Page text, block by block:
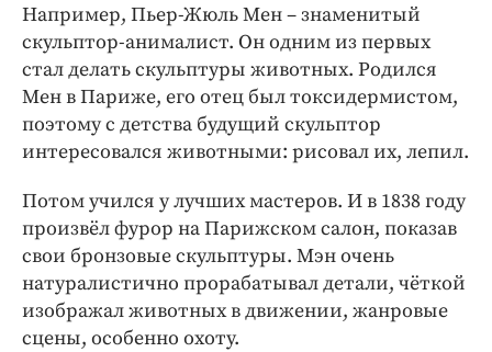
Например, Пьер-Жюль Мен – знаменитый
скульптор-анималист. Он одним из первых
стал делать скульптуры животных. Родился
Мен в Париже, его отец был токсидермистом,
поэтому с детства будущий скульптор
интересовался животными: рисовал их, лепил.
Потом учился у лучших мастеров. И в 1838 году
произвёл фурор на Парижском салон, показав
свои бронзовые скульптуры. Мэн очень
натуралистично прорабатывал детали, чёткой
изображал животных в движении, жанровые
сцены, особенно охоту.